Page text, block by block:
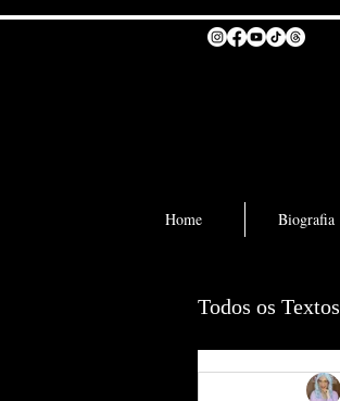
Home Biografia
Todos os Textos